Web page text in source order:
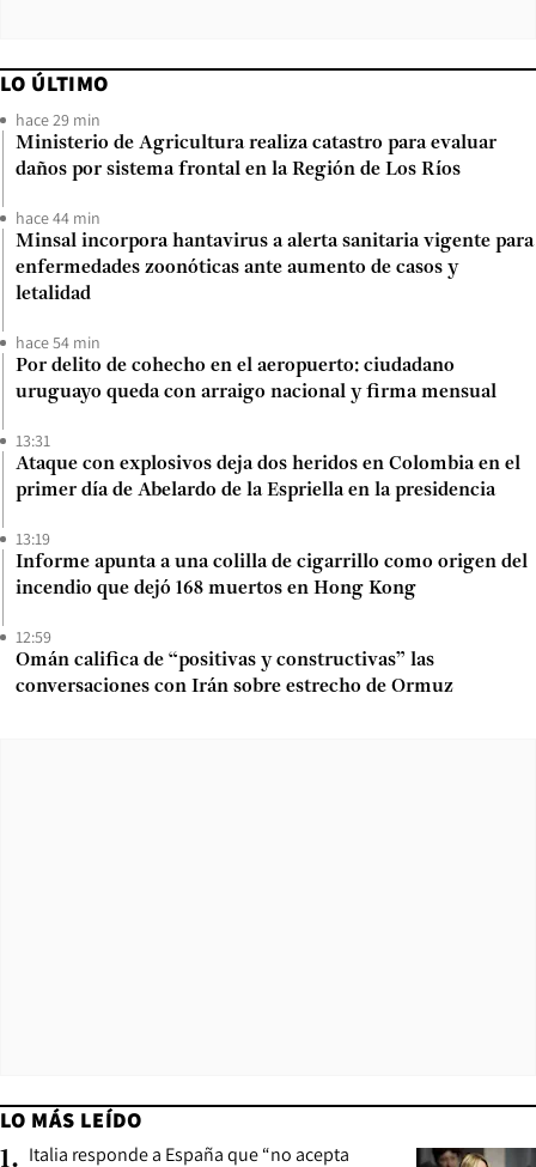
LO ÚLTIMO
hace 29 min
Ministerio de Agricultura realiza catastro para evaluar
daños por sistema frontal en la Región de Los Ríos
hace 44 min
Minsal incorpora hantavirus a alerta sanitaria vigente para
enfermedades zoonóticas ante aumento de casos y
letalidad
hace 54 min
Por delito de cohecho en el aeropuerto: ciudadano
uruguayo queda con arraigo nacional y firma mensual
13:31
Ataque con explosivos deja dos heridos en Colombia en el
primer día de Abelardo de la Espriella en la presidencia
13:19
Informe apunta a una colilla de cigarrillo como origen del
incendio que dejó 168 muertos en Hong Kong
12:59
Omán califica de “positivas y constructivas” las
conversaciones con Irán sobre estrecho de Ormuz
LO MÁS LEÍDO
1. Italia responde a España que “no acepta